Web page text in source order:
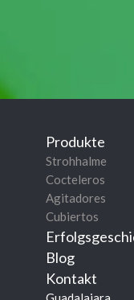
Produkte
Strohhalme
Cocteleros
Agitadores
Cubiertos
Blog
Kontakt